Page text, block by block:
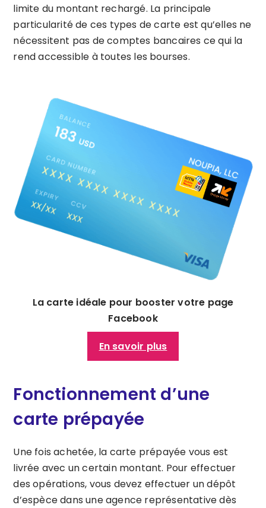
limite du montant rechargé. La principale
particularité de ces types de carte est qu’elles ne
nécessitent pas de comptes bancaires ce qui la
rend accessible à toutes les bourses.
La carte idéale pour booster votre page
Facebook
En savoir plus
Fonctionnement d’une
carte prépayée
Une fois achetée, la carte prépayée vous est
livrée avec un certain montant. Pour effectuer
des opérations, vous devez effectuer un dépôt
d’espèce dans une agence représentative dès